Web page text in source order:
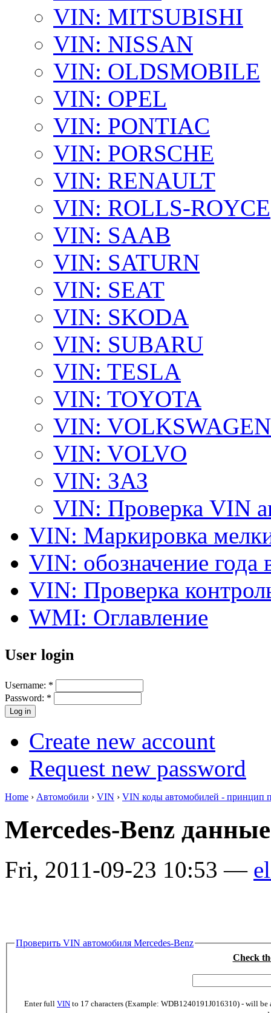
VIN: MITSUBISHI
VIN: NISSAN
VIN: OLDSMOBILE
VIN: OPEL
VIN: PONTIAC
VIN: PORSCHE
VIN: RENAULT
VIN: ROLLS-ROYCE
VIN: SAAB
VIN: SATURN
VIN: SEAT
VIN: SKODA
VIN: SUBARU
VIN: TESLA
VIN: TOYOTA
VIN: VOLKSWAGEN
VIN: VOLVO
VIN: ЗАЗ
VIN: Проверка VIN
VIN: Маркировка
VIN: обозначение года
VIN: Проверка
WMI: Оглавление
User login
Username: *
Password: *
Create new account
Request new password
Home › Автомобили › VIN › VIN коды автомобилей - принцип
Mercedes-Benz
Fri, 2011-09-23 10:53 —
Проверить VIN автомобиля Mercedes-Benz
Check
Enter full VIN to 17 characters (Example: WDB1240191J016310) - will